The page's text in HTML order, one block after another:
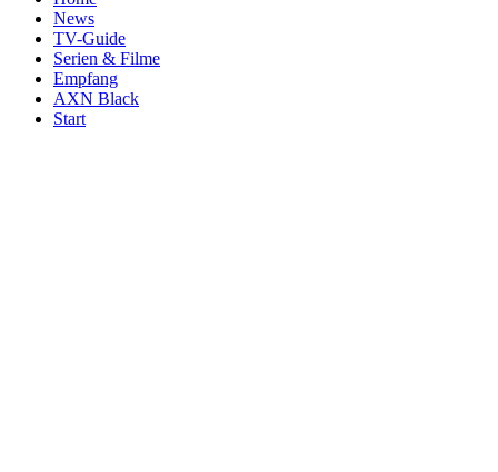
News
TV-Guide
Serien & Filme
Empfang
AXN Black
Start